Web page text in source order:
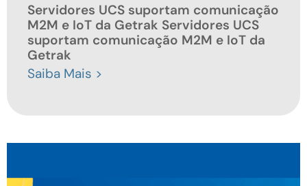
Servidores UCS suportam comunicação
M2M e IoT da Getrak Servidores UCS
suportam comunicação M2M e IoT da
Getrak
Saiba Mais >